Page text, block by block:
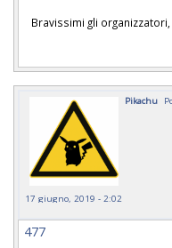
Bravissimi gli
Pikachu
17 giugno, 2019 - 2:02
477